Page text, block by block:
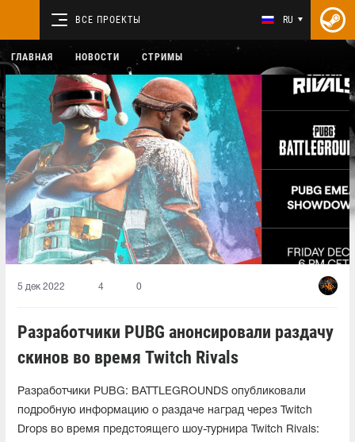
ВСЕ ПРОЕКТЫ RU
ГЛАВНАЯ НОВОСТИ СТРИМЫ
5 дек 2022 4 0
Разработчики PUBG анонсировали раздачу
скинов во время Twitch Rivals
Разработчики PUBG: BATTLEGROUNDS опубликовали
подробную информацию о раздаче наград через Twitch
Drops во время предстоящего шоу-турнира Twitch Rivals: